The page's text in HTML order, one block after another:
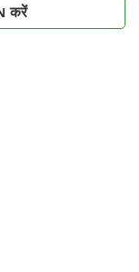
करें